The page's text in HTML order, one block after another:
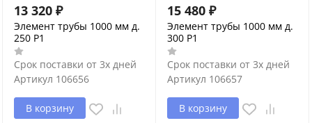
13 320 ₽
Элемент трубы 1000 мм д.
250 P1
Срок поставки от 3х дней
Артикул 106656
В корзину
15 480 ₽
Элемент трубы 1000 мм д.
300 P1
Срок поставки от 3х дней
Артикул 106657
В корзину